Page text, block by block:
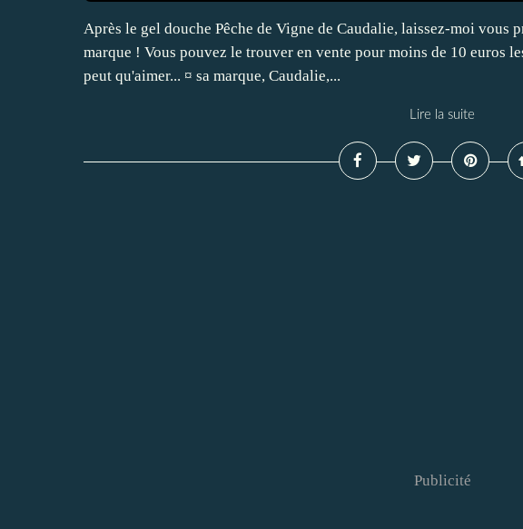
Après le gel douche Pêche de Vigne de Caudalie, laissez-moi vous
marque ! Vous pouvez le trouver en vente pour moins de 10 euros
peut qu'aimer... ¤ sa marque, Caudalie,...
Lire la suite
Publicité